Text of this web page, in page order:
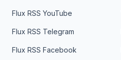
Flux RSS YouTube
Flux RSS Telegram
Flux RSS Facebook